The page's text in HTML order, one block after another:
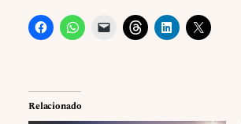
Relacionado